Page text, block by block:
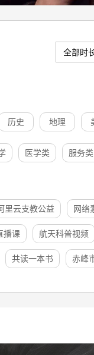
历史 地理
医学类 服务类
里云支教公益 网络
播课 航天科普视频
共读一本书 赤峰